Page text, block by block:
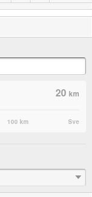
20km
100 km Sve